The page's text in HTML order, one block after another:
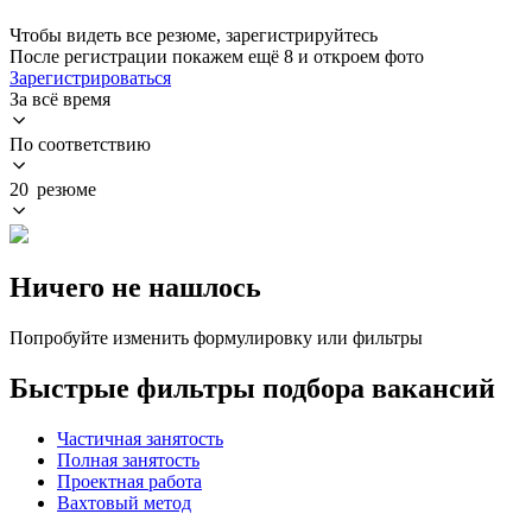
Чтобы видеть все резюме, зарегистрируйтесь
После регистрации покажем ещё 8 и откроем фото
Зарегистрироваться
За всё время
По соответствию
20 резюме
Ничего не нашлось
Попробуйте изменить формулировку или фильтры
Быстрые фильтры подбора вакансий
Частичная занятость
Полная занятость
Проектная работа
Вахтовый метод